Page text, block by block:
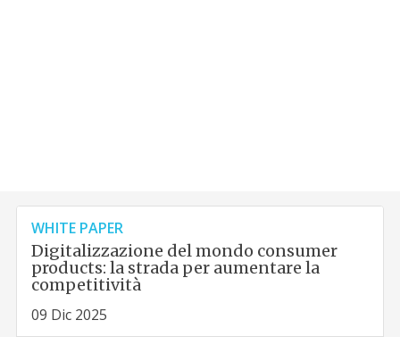
WHITE PAPER
Digitalizzazione del mondo consumer
products: la strada per aumentare la
competitività
09 Dic 2025